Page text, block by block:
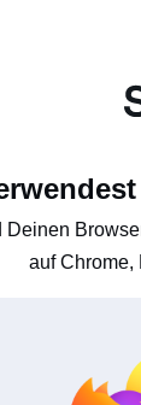
auf Chrome,